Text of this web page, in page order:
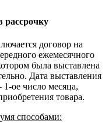
рассрочку
договор на
ежемесячного
была выставлена
Дата выставления
ое число месяца,
товара.
способами: